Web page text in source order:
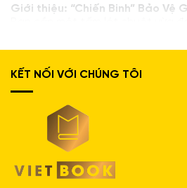
Giới thiệu: “Chiến Binh” Bảo Vệ
đối phó với những va chạm hàng
chìa khóa hay những cú di chuột
Nếu vậy,
bạn đang tìm kiếm. Đây là một
chuột được yêu thích nhất nhờ
giữa độ bền ấn tượng, vẻ ngoài
vô cùng hợp lý. Hãy cùng
nó lại là một lựa chọn thông minh
KẾT NỐI VỚI CHÚNG TÔI